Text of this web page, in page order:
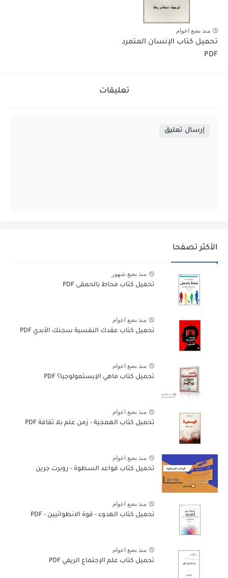
منذ بضع اعوام
تحميل كتاب الإنسان المتمرد
PDF
تعليقات
إرسال تعليق
الأكثر تصفحا
منذ بضع شهور
تحميل كتاب محاط بالحمقى PDF
منذ بضع اعوام
تحميل كتاب عقدك النفسية سجنك الأبدي PDF
منذ بضع اعوام
تحميل كتاب ماهي الإبستمولوجيا؟ PDF
منذ بضع اعوام
تحميل كتاب الهمجية - زمن علم بلا ثقافة PDF
منذ بضع اعوام
تحميل كتاب قواعد السطوة - روبرت جرين
منذ بضع اعوام
تحميل كتاب الهدوء - قوة الانطوائيين - PDF
منذ بضع اعوام
تحميل كتاب علم الإجتماع الريفي PDF